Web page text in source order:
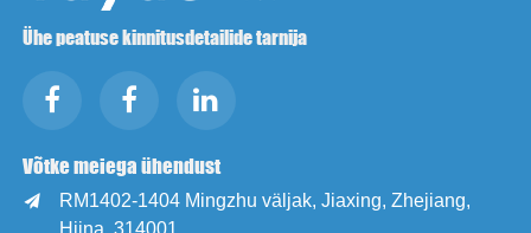
Ühe peatuse kinnitusdetailide tarnija
Võtke meiega ühendust

RM1402-1404 Mingzhu väljak, Jiaxing, Zhejiang,
Hiina, 314001